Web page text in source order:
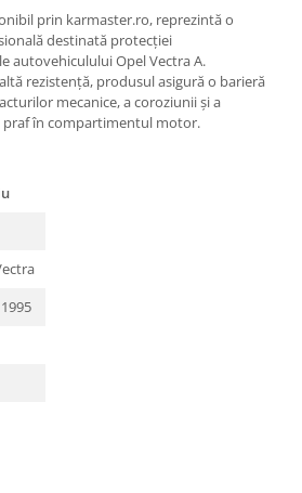
prin karmaster.ro, reprezintă o
destinată protecției
autovehiculului Opel Vectra A.
rezistență, produsul asigură o barieră
mecanice, a coroziunii și a
praf în compartimentul motor.